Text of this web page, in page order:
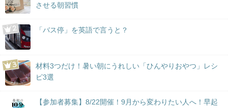
させる朝習慣
「バス停」を英語で言うと？
材料3つだけ！暑い朝にうれしい「ひんやりおやつ」レシ
ピ3選
【参加者募集】8/22開催！9月から変わりたい人へ！早起